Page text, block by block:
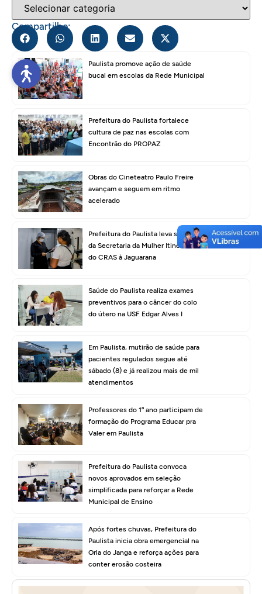
Compartilhe:
Paulista promove ação de saúde
bucal em escolas da Rede Municipal
Prefeitura do Paulista fortalece
cultura de paz nas escolas com
Encontrão do PROPAZ
Obras do Cineteatro Paulo Freire
avançam e seguem em ritmo
acelerado
Prefeitura do Paulista leva serviços
da Secretaria da Mulher Itinerante e
do CRAS à Jaguarana
Saúde do Paulista realiza exames
preventivos para o câncer do colo
do útero na USF Edgar Alves I
Em Paulista, mutirão de saúde para
pacientes regulados segue até
sábado (8) e já realizou mais de mil
atendimentos
Professores do 1º ano participam de
formação do Programa Educar pra
Valer em Paulista
Prefeitura do Paulista convoca
novos aprovados em seleção
simplificada para reforçar a Rede
Municipal de Ensino
Após fortes chuvas, Prefeitura do
Paulista inicia obra emergencial na
Orla do Janga e reforça ações para
conter erosão costeira